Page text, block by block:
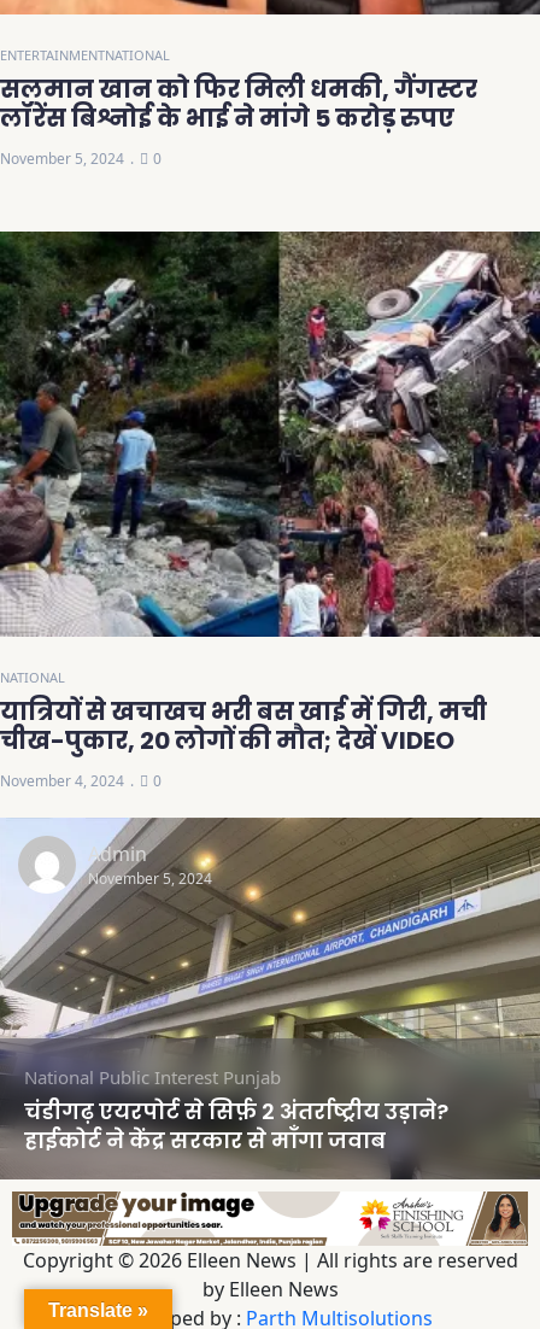
ENTERTAINMENTNATIONAL
सलमान खान को फिर मिली धमकी, गैंगस्टर
लॉरेंस बिश्नोई के भाई ने मांगे 5 करोड़ रुपए
November 5, 2024 0
NATIONAL
यात्रियों से खचाखच भरी बस खाई में गिरी, मची
चीख-पुकार, 20 लोगों की मौत; देखें VIDEO
November 4, 2024 0
Admin
November 5, 2024
National Public Interest Punjab
चंडीगढ़ एयरपोर्ट से सिर्फ़ 2 अंतर्राष्ट्रीय उड़ाने?
हाईकोर्ट ने केंद्र सरकार से माँगा जवाब
Copyright © 2026 Elleen News | All rights are reserved
by Elleen News
Developed by : Parth Multisolutions
Translate »